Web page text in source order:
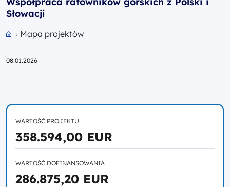
Słowacji
Mapa projektów
08.01.2026
WARTOŚĆ PROJEKTU
358.594,00 EUR
WARTOŚĆ DOFINANSOWANIA
286.875,20 EUR